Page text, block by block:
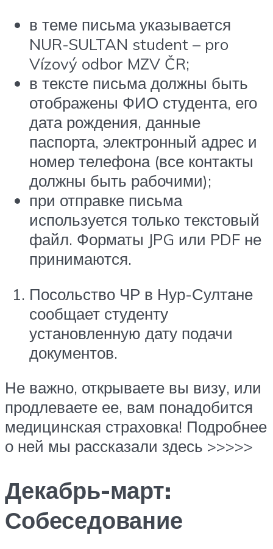
в теме письма указывается
NUR-SULTAN student – pro
Vízový odbor MZV ČR;
в тексте письма должны быть
отображены ФИО студента, его
дата рождения, данные
паспорта, электронный адрес и
номер телефона (все контакты
должны быть рабочими);
при отправке письма
используется только текстовый
файл. Форматы JPG или PDF не
принимаются.
Посольство ЧР в Нур-Султане
сообщает студенту
установленную дату подачи
документов.
Не важно, открываете вы визу, или
продлеваете ее, вам понадобится
медицинская страховка! Подробнее
о ней мы рассказали здесь >>>>>
Декабрь-март:
Собеседование